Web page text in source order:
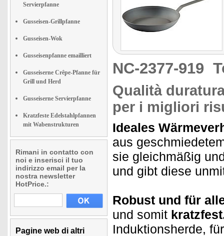
Servierpfanne
Gusseisen-Grillpfanne
Gusseisen-Wok
Gusseisenpfanne emailliert
Gusseiserne Crêpe-Pfanne für
Grill und Herd
Gusseiserne Servierpfanne
Kratzfeste Edelstahlpfannen
mit Wabenstrukturen
Rimani in contatto con
noi e inserisci il tuo
indirizzo email per la
nostra newsletter
HotPrice.:
Pagine web di altri
NC-2377-919
Qualità
per i migliori
Ideales
aus
sie gleichmäßig
und gibt diese
Robust und für
und somit
Induktionsherde,